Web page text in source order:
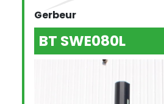
Gerbeur
BT SWE080L